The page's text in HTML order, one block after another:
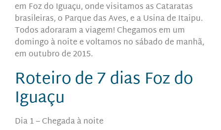
em Foz do Iguaçu, onde visitamos as Cataratas
brasileiras, o Parque das Aves, e aUsina de Itaipu.
Todos adoraram a viagem! Chegamos em um
domingo à noite e voltamos no sábado de manhã,
em outubro de 2015.
Roteiro de 7 dias Foz do
Iguaçu
Dia 1 – Chegada à noite